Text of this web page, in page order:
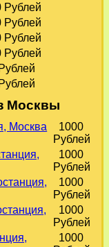
Рублей
Рублей
Рублей
Рублей
Москвы
Москва
1000
Рублей
1000
Рублей
1000
Рублей
1000
Рублей
1000